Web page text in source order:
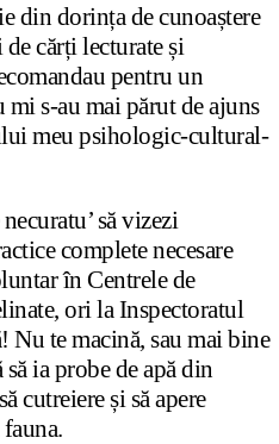
din dorința de cunoaștere
cărți lecturate și
pentru un
s-au mai părut de ajuns
meu psihologic-cultural-
să vizezi
complete necesare
în Centrele de
ori la Inspectoratul
te macină, sau mai bine
ia probe de apă din
cutreiere și să apere